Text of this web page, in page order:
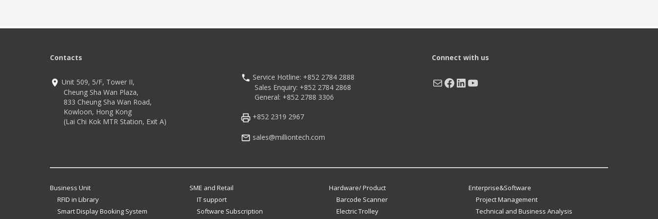
Contacts
Unit 509, 5/F, Tower II,
Cheung Sha Wan Plaza,
833 Cheung Sha Wan Road,
Kowloon, Hong Kong
(Lai Chi Kok MTR Station, Exit A)
Service Hotline: +852 2784 2888
Sales Enquiry: +852 2784 2868
General: +852 2788 3306
+852 2319 2967
sales@milliontech.com
Connect with us
MailFacebook
LinkedIn
YouTube
Business Unit
RFID in Library
Smart Display Booking System
SME and Retail
IT support
Software Subscription
Hardware/ Product
Barcode Scanner
Electric Trolley
Enterprise&Software
Project Management
Technical and Business Analysis